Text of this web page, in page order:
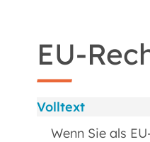
EU-
Volltext
Wenn Sie als